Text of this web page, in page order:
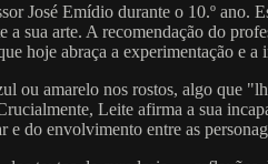
José Emídio durante o 10.º ano.
a sua arte. A recomendação do
hoje abraça a experimentação e a
amarelo nos rostos, algo que
Leite afirma a sua
e do envolvimento entre as